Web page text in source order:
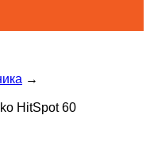
→
HitSpot 60